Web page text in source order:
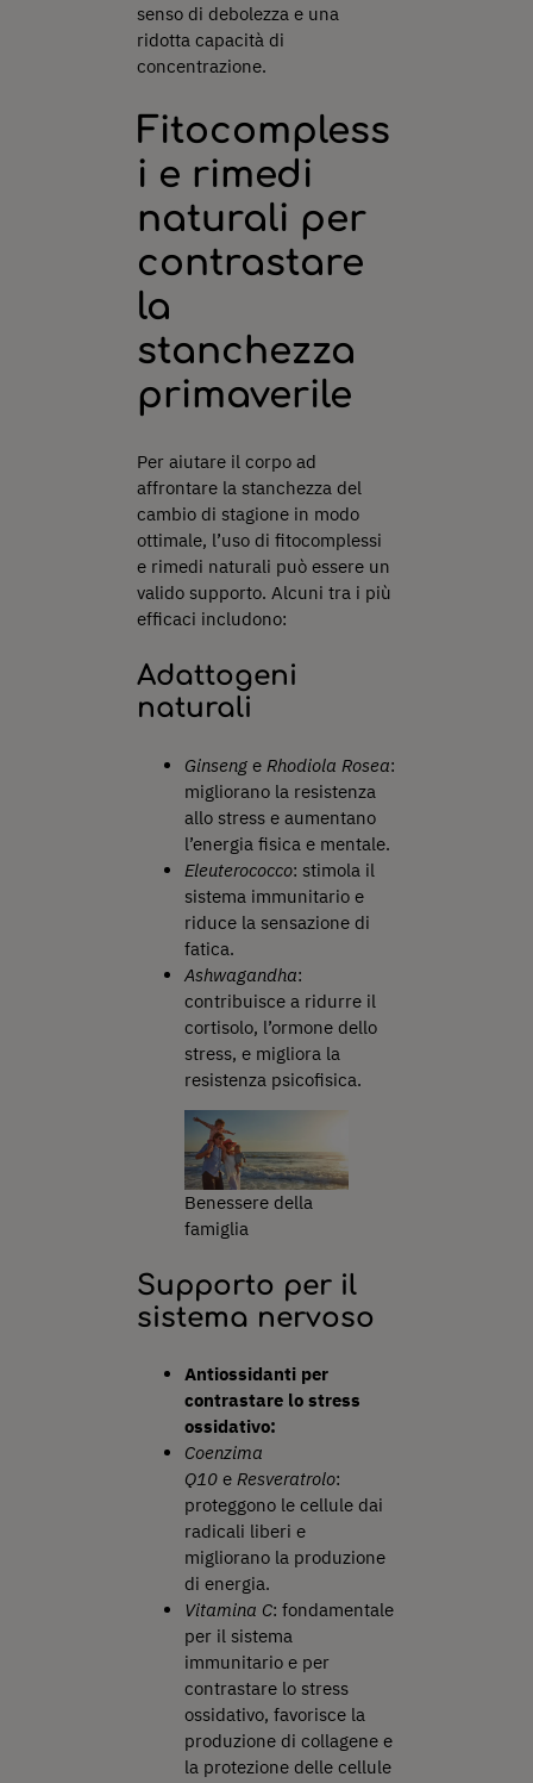
senso di debolezza e una
ridotta capacità di
concentrazione.
Fitocompless
i e rimedi
naturali per
contrastare
la
stanchezza
primaverile
Per aiutare il corpo ad
affrontare la stanchezza del
cambio di stagione in modo
ottimale, l’uso di fitocomplessi
e rimedi naturali può essere un
valido supporto. Alcuni tra i più
efficaci includono:
Adattogeni
naturali
Ginseng e Rhodiola Rosea:
migliorano la resistenza
allo stress e aumentano
l’energia fisica e mentale.
Eleuterococco: stimola il
sistema immunitario e
riduce la sensazione di
fatica.
Ashwagandha:
contribuisce a ridurre il
cortisolo, l’ormone dello
stress, e migliora la
resistenza psicofisica.
Benessere della
famiglia
Supporto per il
sistema nervoso
Antiossidanti per
contrastare lo stress
ossidativo:
Coenzima
Q10 eResveratrolo:
proteggono le cellule dai
radicali liberi e
migliorano la produzione
di energia.
Vitamina C: fondamentale
per il sistema
immunitario e per
contrastare lo stress
ossidativo, favorisce la
produzione di collagene e
la protezione delle cellule